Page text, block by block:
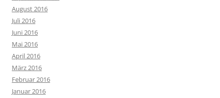
August 2016
Juli 2016
Juni 2016
Mai 2016
April 2016
März 2016
Februar 2016
Januar 2016